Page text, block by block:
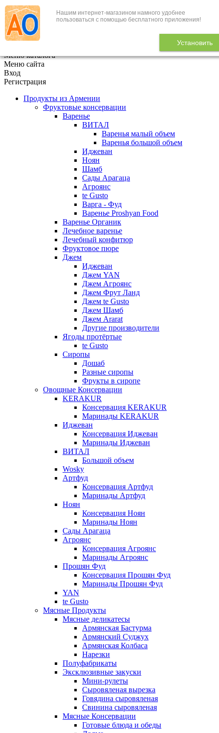
Нашим интернет-магазином намного удобнее
пользоваться с помощью бесплатного приложения!
Установить
+7 (495) 646-888-1
В корзине 0
Меню каталога
Меню сайта
Вход
Регистрация
Продукты из Армении
Фруктовые консервации
Варенье
ВИТАЛ
Варенья малый объем
Варенья большой объем
Иджеван
Ноян
Шамб
Сады Арагаца
Агроянс
te Gusto
Варга - Фуд
Варенье Proshyan Food
Варенье Органик
Лечебное варенье
Лечебный конфитюр
Фруктовое пюре
Джем
Иджеван
Джем YAN
Джем Агроянс
Джем Фрут Ланд
Джем te Gusto
Джем Шамб
Джем Ararat
Другие производители
Ягоды протёртые
te Gusto
Сиропы
Дошаб
Разные сиропы
Фрукты в сиропе
Овощные Консервации
KERAKUR
Консервация KERAKUR
Маринады KERAKUR
Иджеван
Консервация Иджеван
Маринады Иджеван
ВИТАЛ
Большой объем
Wosky
Артфуд
Консервация Артфуд
Маринады Артфуд
Ноян
Консервация Ноян
Маринады Ноян
Сады Арагаца
Агроянс
Консервация Агроянс
Маринады Агроянс
Прошян Фуд
Консервация Прошян Фуд
Маринады Прошян Фуд
YAN
te Gusto
Мясные Продукты
Мясные деликатесы
Армянская Бастурма
Армянский Суджух
Армянская Колбаса
Нарезки
Полуфабрикаты
Эксклюзивные закуски
Мини-рулеты
Сыровяленая вырезка
Говядина сыровяленая
Свинина сыровяленая
Мясные Консервации
Готовые блюда и обеды